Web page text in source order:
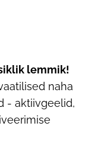
lemmik!
naha
- aktiivgeelid,